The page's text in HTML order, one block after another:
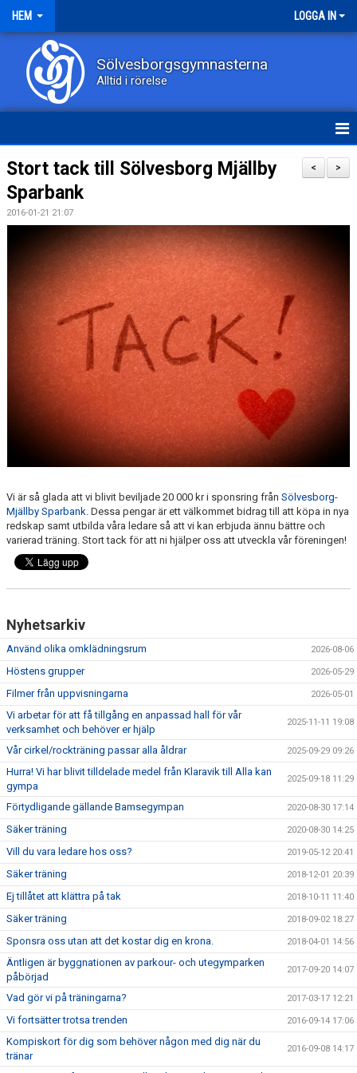
HEM LOGGA IN
Sölvesborgsgymnasterna
Alltid i rörelse
HEM
NYHETER
OM KLUBBEN
KONTAKT
DOKUMENT
>
<
Stort tack till Sölvesborg Mjällby
Sparbank
2016-01-21 21:07
Vi är så glada att vi blivit beviljade 20 000 kr i sponsring från Sölvesborg-
Mjällby Sparbank. Dessa pengar är ett välkommet bidrag till att köpa in nya
redskap samt utbilda våra ledare så att vi kan erbjuda ännu bättre och
varierad träning. Stort tack för att ni hjälper oss att utveckla vår föreningen!
Nyhetsarkiv
Använd olika omklädningsrum 2026-08-06
Höstens grupper 2026-05-29
Filmer från uppvisningarna 2026-05-01
Vi arbetar för att få tillgång en anpassad hall för vår
verksamhet och behöver er hjälp
2025-11-11 19:08
Vår cirkel/rockträning passar alla åldrar 2025-09-29 09:26
Hurra! Vi har blivit tilldelade medel från Klaravik till Alla kan
gympa
2025-09-18 11:29
Förtydligande gällande Bamsegympan 2020-08-30 17:14
Säker träning 2020-08-30 14:25
Vill du vara ledare hos oss? 2019-05-12 20:41
Säker träning 2018-12-01 20:39
Ej tillåtet att klättra på tak 2018-10-11 11:40
Säker träning 2018-09-02 18:27
Sponsra oss utan att det kostar dig en krona. 2018-04-01 14:56
Äntligen är byggnationen av parkour- och utegymparken
påbörjad
2017-09-20 14:07
Vad gör vi på träningarna? 2017-03-17 12:21
Vi fortsätter trotsa trenden 2016-09-14 17:06
Kompiskort för dig som behöver någon med dig när du
tränar
2016-09-08 14:17